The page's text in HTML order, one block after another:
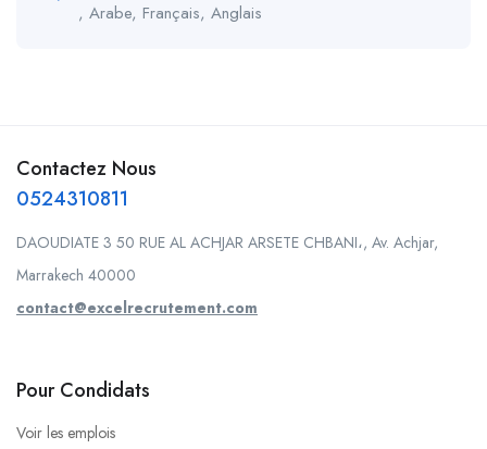
, Arabe, Français, Anglais
Contactez Nous
0524310811
DAOUDIATE 3 50 RUE AL ACHJAR ARSETE CHBANI،, Av. Achjar,
Marrakech 40000
contact@excelrecrutement.com
Pour Condidats
Voir les emplois